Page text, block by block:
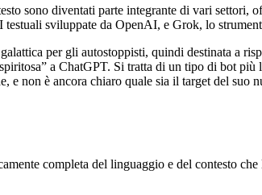
sono diventati parte integrante di vari settori,
sviluppate da OpenAI, e Grok, lo
per gli autostoppisti, quindi destinata a
a ChatGPT. Si tratta di un tipo di bot
e non è ancora chiaro quale sia il target del
completa del linguaggio e del contesto